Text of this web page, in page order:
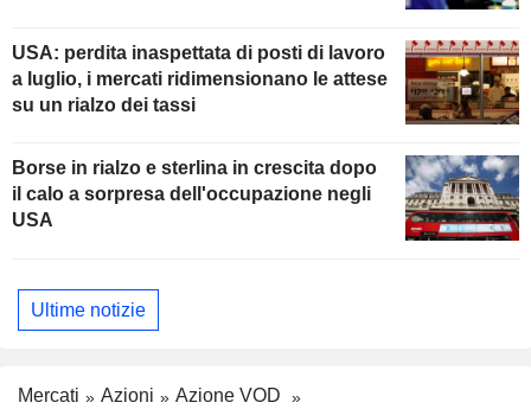
USA: perdita inaspettata di posti di lavoro
a luglio, i mercati ridimensionano le attese
su un rialzo dei tassi
Borse in rialzo e sterlina in crescita dopo
il calo a sorpresa dell'occupazione negli
USA
Ultime notizie
Mercati Azioni
Azione VOD